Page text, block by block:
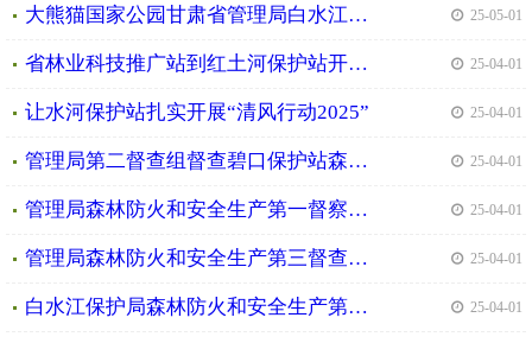
大熊猫国家公园甘肃省管理局白水江分局首次观察到金雕育幼的画面 | 25-05-01
省林业科技推广站到红土河保护站开展森林保险调研工作 | 25-04-01
让水河保护站扎实开展“清风行动2025” | 25-04-01
管理局第二督查组督查碧口保护站森林防火和资源管理情况 | 25-04-01
管理局森林防火和安全生产第一督察组到丹堡河保护站督导检查森林防灭火工作 | 25-04-01
管理局森林防火和安全生产第三督查组到让水河保护站督查森林防灭火等重点工作 | 25-04-01
白水江保护局森林防火和安全生产第四督察组到白马河保护站召开森林防灭火专项督导会议 | 25-04-01